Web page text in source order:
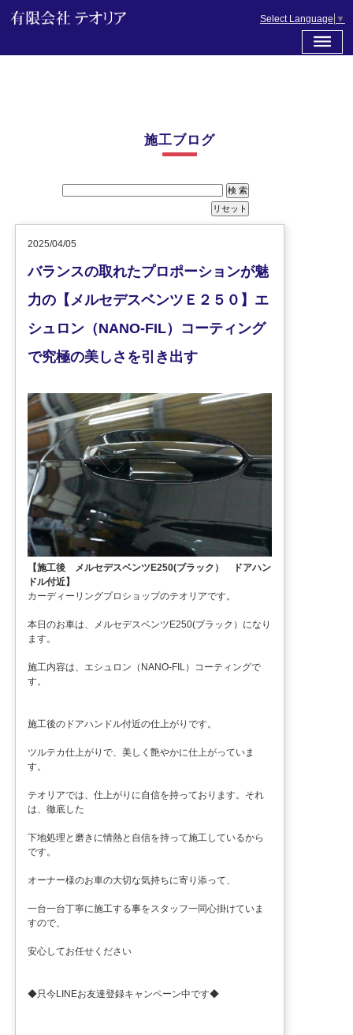
Select Language ▼
施工ブログ
2025/04/05
バランスの取れたプロポーションが魅
力の【メルセデスベンツＥ２５０】エ
シュロン（NANO-FIL）コーティング
で究極の美しさを引き出す
【施工後 メルセデスベンツE250(ブラック） ドアハン
ドル付近】
カーディーリングプロショップのテオリアです。
本日のお車は、メルセデスベンツE250(ブラック）になり
ます。
施工内容は、エシュロン（NANO-FIL）コーティングで
す。
施工後のドアハンドル付近の仕上がりです。
ツルテカ仕上がりで、美しく艶やかに仕上がっていま
す。
テオリアでは、仕上がりに自信を持っております。それ
は、徹底した
下地処理と磨きに情熱と自信を持って施工しているから
です。
オーナー様のお車の大切な気持ちに寄り添って、
一台一台丁寧に施工する事をスタッフ一同心掛けていま
すので、
安心してお任せください
◆只今LINEお友達登録キャンペーン中です◆